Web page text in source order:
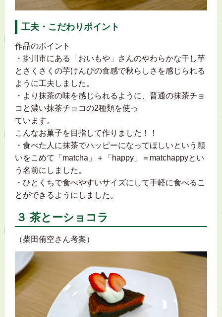
工夫・こだわりポイント
作品のポイント
・掛川市にある「おいもや」さんのやわらかな干し芋
とさくさくの芋けんぴの食感で秋らしさを感じられる
ように工夫しました。
・より抹茶の味を感じられるように、普通の抹茶チョ
コと濃い抹茶チョコの2種類を使っ
ています。
こんなお菓子を目指して作りました！！
・食べた人に抹茶でハッピーになってほしいという願
いをこめて「matcha」＋「happy」＝matchappyとい
う名前にしました。
・ひとくちで食べやすいサイズにして手軽に食べるこ
とができるようにしました。
３ 茶とーショコラ
（柴田侑空さん考案）